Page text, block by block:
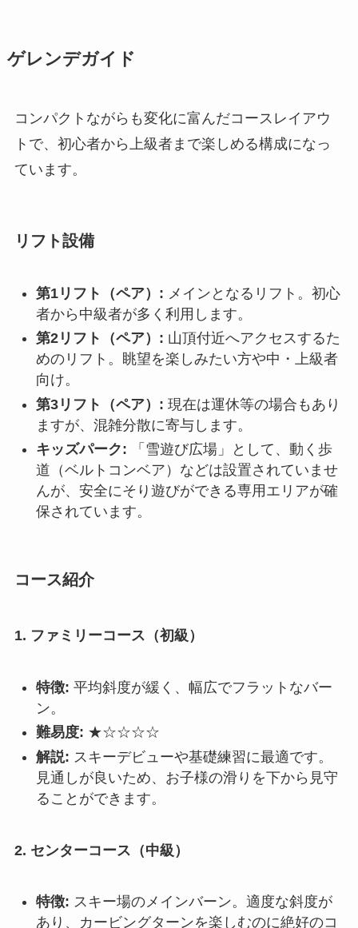
ゲレンデガイド
コンパクトながらも変化に富んだコースレイアウ
トで、初心者から上級者まで楽しめる構成になっ
ています。
リフト設備
第1リフト（ペア）: メインとなるリフト。初心
者から中級者が多く利用します。
第2リフト（ペア）: 山頂付近へアクセスするた
めのリフト。眺望を楽しみたい方や中・上級者
向け。
第3リフト（ペア）: 現在は運休等の場合もあり
ますが、混雑分散に寄与します。
キッズパーク: 「雪遊び広場」として、動く歩
道（ベルトコンベア）などは設置されていませ
んが、安全にそり遊びができる専用エリアが確
保されています。
コース紹介
1. ファミリーコース（初級）
特徴: 平均斜度が緩く、幅広でフラットなバー
ン。
難易度: ★☆☆☆☆
解説: スキーデビューや基礎練習に最適です。
見通しが良いため、お子様の滑りを下から見守
ることができます。
2. センターコース（中級）
特徴: スキー場のメインバーン。適度な斜度が
あり、カービングターンを楽しむのに絶好のコ